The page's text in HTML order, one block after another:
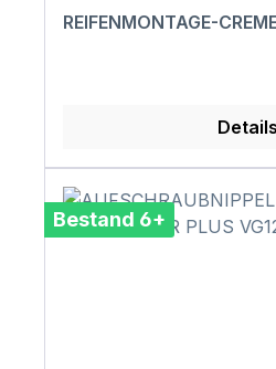
REIFENMONTAGE-
Details
Bestand 6+